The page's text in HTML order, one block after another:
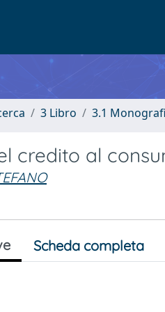
3 Libro 3.1
credito al
Scheda completa